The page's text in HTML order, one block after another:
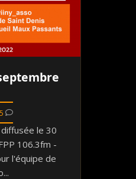
5
le 30
106.3fm -
l'équipe de